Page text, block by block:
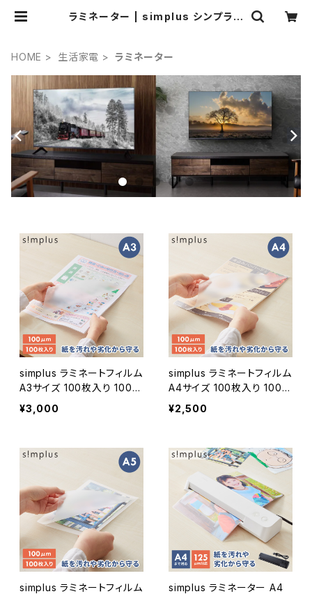
ラミネーター | simplus シンプラス
HOME 生活家電 ラミネーター
simplus ラミネートフィルム
A3サイズ 100枚入り 100μ
m ラミネーター専用フィル
ム 印刷物保護 パンフレット
耐水性 3層構造 長持ち 反
りを防ぐ シンプラス SP-LM
¥3,000
simplus ラミネートフィルム
A4サイズ 100枚入り 100μ
m ラミネーター専用フィル
ム 印刷物保護 パンフレット
耐水性 3層構造 長持ち 反
りを防ぐ シンプラス SP-LM
N-A4【送料無料】
¥2,500
simplus ラミネートフィルム
simplus ラミネーター A4